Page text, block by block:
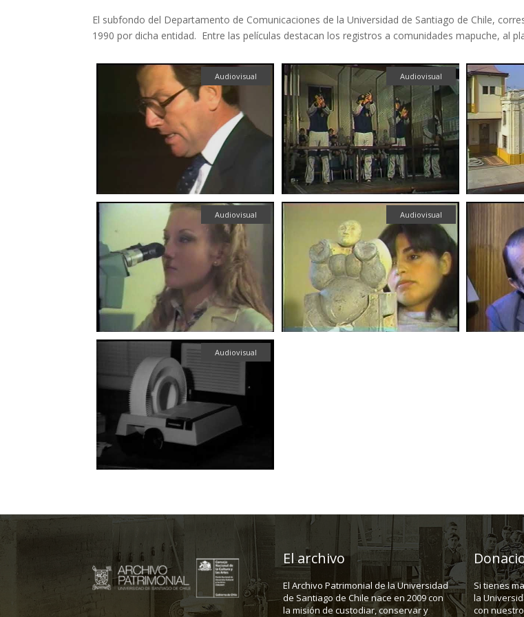
El subfondo del Departamento de Comunicaciones de la Universidad de Santiago de Chile,
1990 por dicha entidad. Entre las películas destacan los registros a comunidades mapuche, al
Audiovisual Audiovisual
Audiovisual Audiovisual
Audiovisual
El archivo
El Archivo Patrimonial de la Universidad
de Santiago de Chile nace en 2009 con
la misión de custodiar, conservar y
Si tienes
la
con